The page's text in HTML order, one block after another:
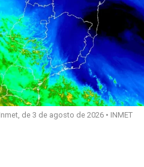
de 3 de agosto de 2026 • INMET